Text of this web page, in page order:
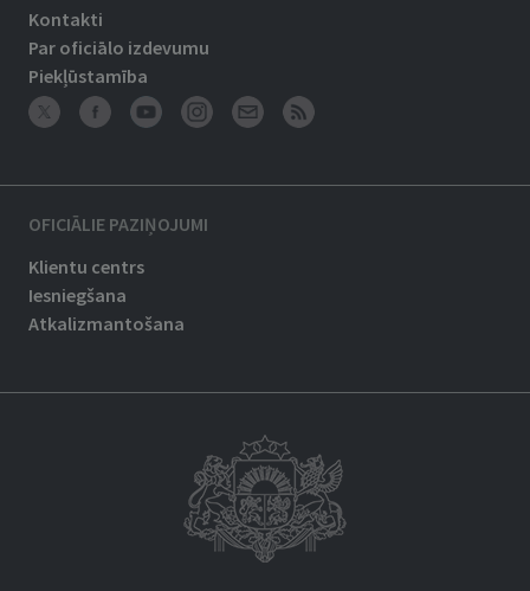
Kontakti
Par oficiālo izdevumu
Piekļūstamība
OFICIĀLIE PAZIŅOJUMI
Klientu centrs
Iesniegšana
Atkalizmantošana